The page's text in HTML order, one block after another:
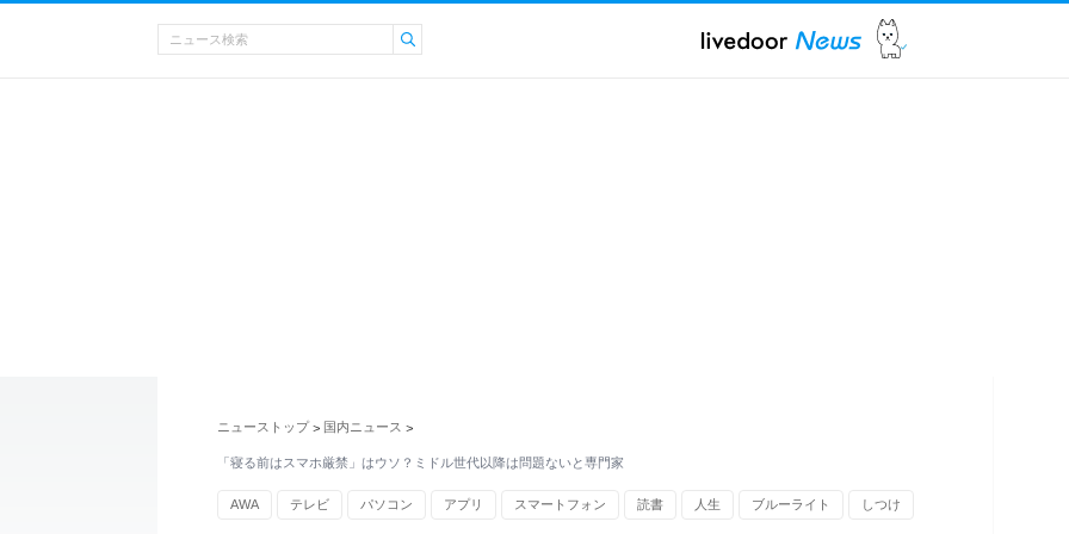
ニューストップ > 国内ニュース >
「寝る前はスマホ厳禁」はウソ？ミドル世代以降は問題ないと専門家
AWA テレビ パソコン アプリ スマートフォン 読書 人生 ブルーライト しつけ